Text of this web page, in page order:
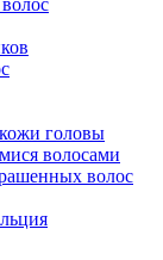
головы
волосами
волос